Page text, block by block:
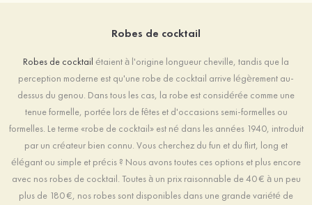
Robes de cocktail
Robes de cocktail étaient à l'origine longueur cheville, tandis que la
perception moderne est qu'une robe de cocktail arrive légèrement au-
dessus du genou. Dans tous les cas, la robe est considérée comme une
tenue formelle, portée lors de fêtes et d'occasions semi-formelles ou
formelles. Le terme «robe de cocktail» est né dans les années 1940, introduit
par un créateur bien connu. Vous cherchez du fun et du flirt, long et
élégant ou simple et précis ? Nous avons toutes ces options et plus encore
avec nos robes de cocktail. Toutes à un prix raisonnable de 40 € à un peu
plus de 180 €, nos robes sont disponibles dans une grande variété de